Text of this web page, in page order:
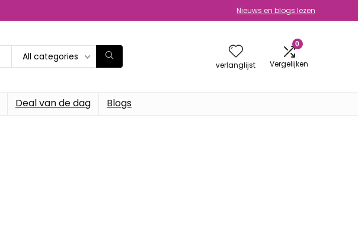
Nieuws en blogs lezen
All categories
verlanglijst
0
Vergelijken
Deal van de dag Blogs